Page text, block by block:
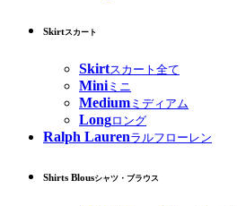
Skirtスカート
Skirtスカート全て
Miniミニ
Medium ミディアム
Longロング
Ralph Laurenラルフローレン
Shirts Blousシャツ・ブラウス